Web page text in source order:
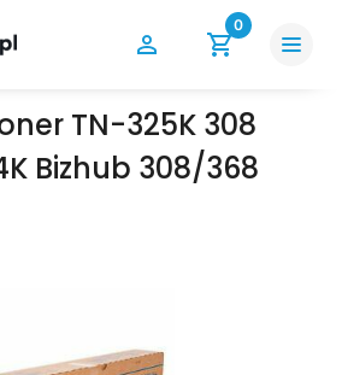
0
TN-325K 308
Bizhub 308/368